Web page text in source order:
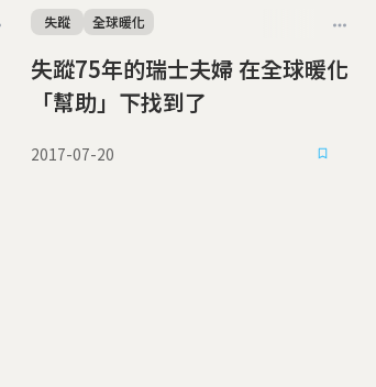
失蹤75年的瑞士夫婦 在全球暖化
「幫助」下找到了
失蹤 全球暖化
2017-07-20